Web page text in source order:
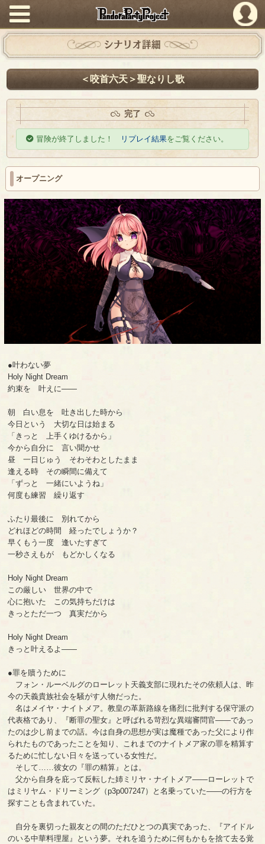
PandoraPartyProject
シナリオ詳細
＜咬首六天＞聖なりし歌
完了
冒険が終了しました！ リプレイ結果をご覧ください。
オープニング
●叶わない夢
Holy Night Dream
約束を 叶えに――
朝 白い息を 吐き出した時から
今日という 大切な日は始まる
「きっと 上手くゆけるから」
今から自分に 言い聞かせ
昼 一日じゅう そわそわとしたまま
逢える時 その瞬間に備えて
「ずっと 一緒にいようね」
何度も練習 繰り返す
ふたり最後に 別れてから
どれほどの時間 経ったでしょうか？
早くもう一度 逢いたすぎて
一秒さえもが もどかしくなる
Holy Night Dream
この厳しい 世界の中で
心に抱いた この気持ちだけは
きっとただ一つ 真実だから
Holy Night Dream
きっと叶えるよ――
●罪を贖うために
フォン・ルーベルグのローレット天義支部に現れたその依頼人は、昨
今の天義貴族社会を騒がす人物だった。
名はメイヤ・ナイトメア。教皇の革新路線を痛烈に批判する保守派の
代表格であり、『断罪の聖女』と呼ばれる苛烈な異端審問官――であっ
たのは少し前までの話。今は自身の思想が実は魔種であった父により作
られたものであったことを知り、これまでのナイトメア家の罪を精算す
るために忙しない日々を送っている女性だ。
そして……彼女の『罪の精算』とは。
父から自身を庇って反転した姉ミリヤ・ナイトメア――ローレットで
はミリヤム・ドリーミング（p3p007247）と名乗っていた――の行方を
探すことも含まれていた。
自分を裏切った親友との間のただひとつの真実であった、『アイドル
のいる中華料理屋』という夢。それを追うために何もかもを捨て去る覚